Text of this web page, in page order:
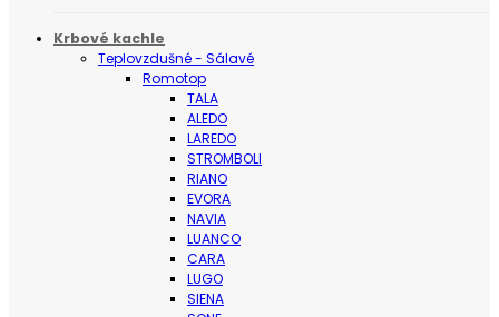
Krbové kachle
Teplovzdušné - Sálavé
Romotop
TALA
ALEDO
LAREDO
STROMBOLI
RIANO
EVORA
NAVIA
LUANCO
CARA
LUGO
SIENA